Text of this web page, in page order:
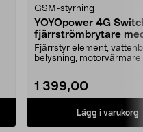
GSM-styrning
YOYOpower 4G
fjärrströmbrytare
temperaturlarm
Fjärrstyr element,
belysning, motorvärmare
1 399,00
Lägg i varukorg